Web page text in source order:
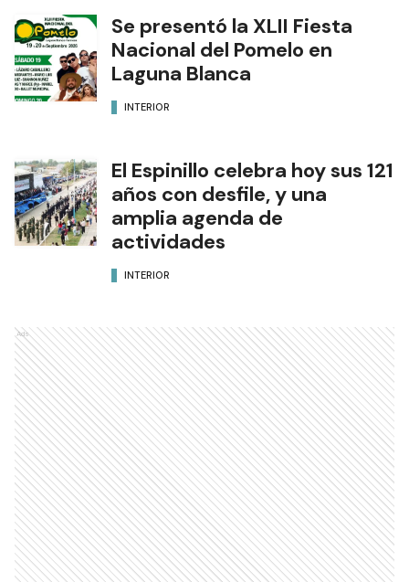
Se presentó la XLII Fiesta
Nacional del Pomelo en
Laguna Blanca
INTERIOR
El Espinillo celebra hoy sus 121
años con desfile, y una
amplia agenda de
actividades
INTERIOR
Ads